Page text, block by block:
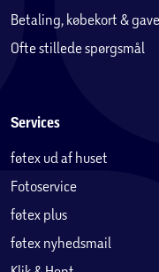
aluminium er et let
flytte rundt på sine
Andre fordele ved
Vedligeholdelse af
rengøring. Det
højtryksrenser til
indeholder
udenfor sæson.
Betaling, købekort &
Ofte stillede spørgsmål
Services
føtex ud af huset
Fotoservice
føtex plus
føtex nyhedsmail